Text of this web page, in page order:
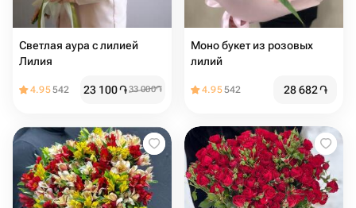
Светлая аура с лилией
Лилия
4.95542 23 100֏33 000֏
Моно букет из розовых
лилий
4.95542 28 682֏